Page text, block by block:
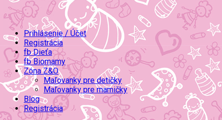
Prihlásenie / Účet
Registrácia
fb Dieťa
fb Biomamy
Zóna Z&O
Maľovanky pre detičky
Maľovanky pre mamičky
Blog
Registrácia